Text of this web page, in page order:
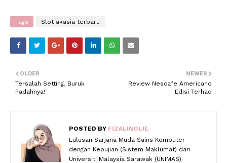
Tags Slot akasia terbaru
NEWER
Review Nescafe Americano
Edisi Terhad
OLDER
Tersalah Setting, Buruk
Padahnya!
POSTED BY FIZALINOLIE
Lulusan Sarjana Muda Sains Komputer
dengan Kepujian (Sistem Maklumat) dari
Universiti Malaysia Sarawak (UNIMAS)